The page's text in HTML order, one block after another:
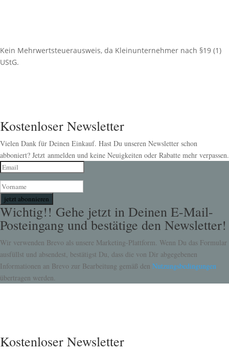
Kein Mehrwertsteuerausweis, da Kleinunternehmer nach §19 (1)
UStG.
Kostenloser Newsletter
Vielen Dank für Deinen Einkauf. Hast Du unseren Newsletter schon
abboniert? Jetzt anmelden und keine Neuigkeiten oder Rabatte mehr verpassen.
jetzt abonnieren
Wichtig!! Gehe jetzt in Deinen E-Mail-
Posteingang und bestätige den Newsletter!
Wir verwenden Brevo als unsere Marketing-Plattform. Wenn Du das Formular
ausfüllst und absendest, bestätigst Du, dass die von Dir abgegebenen
Informationen an Brevo zur Bearbeitung gemäß den Nutzungsbedingungen
übertragen werden.
Kostenloser Newsletter